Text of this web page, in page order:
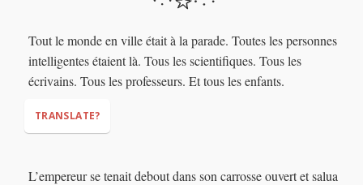
“Let’s join the parade!”
Tout le monde en ville était à la parade. Toutes les personnes
intelligentes étaient là. Tous les scientifiques. Tous les
écrivains. Tous les professeurs. Et tous les enfants.
TRANSLATE?
L’empereur se tenait debout dans son carrosse ouvert et salua